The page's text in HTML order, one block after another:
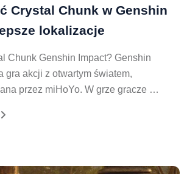
Crystal Chunk w Genshin
lokalizacje
Chunk Genshin Impact? Genshin
gra akcji z otwartym światem,
przez miHoYo. W grze gracze …